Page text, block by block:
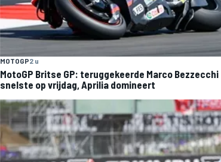
MOTOGP2 u
MotoGP Britse GP: teruggekeerde Marco Bezzecchi
snelste op vrijdag, Aprilia domineert